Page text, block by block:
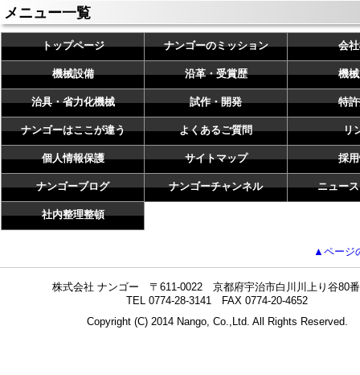
メニュー一覧
トップページ ナンゴーのミッション 会
機械設備 沿革・受賞歴 機
治具・省力化機械 試作・開発 特
ナンゴーはここが違う よくあるご質問 リ
個人情報保護 サイトマップ 採
ナンゴーブログ ナンゴーチャンネル ニュー
社内整理整頓
▲ページ
株式会社 ナンゴー 〒611-0022 京都府宇治市白川川上り谷80
TEL 0774-28-3141 FAX 0774-20-4652
Copyright (C) 2014 Nango, Co.,Ltd. All Rights Reserved.